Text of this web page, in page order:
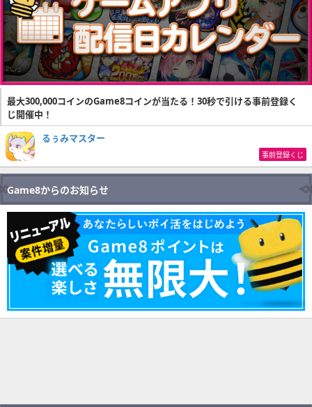
最大300,000コインのGame8コインが当たる！30秒で引ける事前登録く
じ開催中！
るぅみマスター
事前登録くじ
Game8からのお知らせ